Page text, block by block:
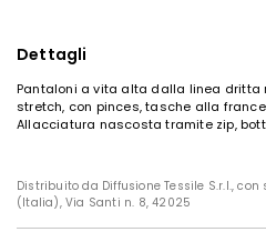
Dettagli
Pantaloni a vita alta dalla linea
stretch, con pinces, tasche alla
Allacciatura nascosta tramite zip,
Distribuito da Diffusione Tessile S.r.l.,
(Italia), Via Santi n. 8, 42025